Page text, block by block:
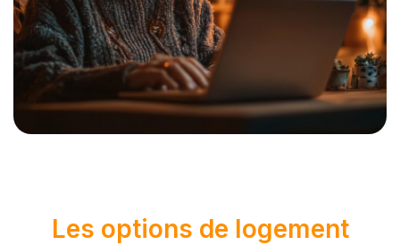
Les options de logement